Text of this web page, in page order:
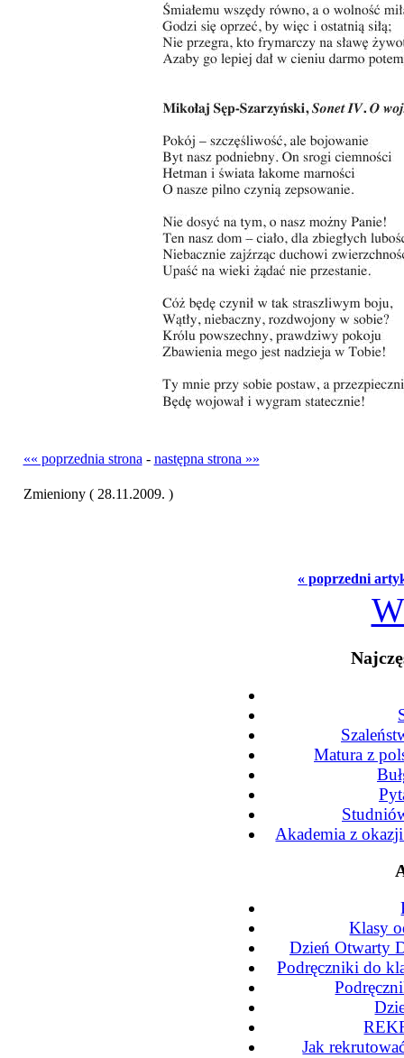
«« poprzednia strona - następna strona »»
Zmieniony ( 28.11.2009. )
« poprzedni
Matura z
Akademia z
Klasy
Dzień Otwarty
Podręczniki do
Jak